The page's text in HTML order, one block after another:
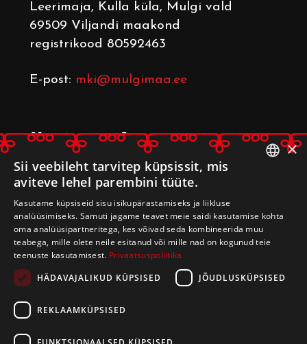
Leerimaja, Kulla küla, Mulgi vald
69509 Viljandi maakond
registrikood 80592463
E-post: mki@mulgimaa.ee
Mulgimaa Arenduskoda
Leerimaja , Kulla küla, Mulgi vald
69509 Viljandi maakond
registrikood 80233014
E-post:arenduskoda@mulgimaa.ee
×
Sii veebileht tarvitep küpsissit, mis
aviteve lehel parembini tüüte.
Kasutame küpsiseid sisu isikupärastamiseks ja liikluse
analüüsimiseks. Samuti jagame teavet meie saidi kasutamise kohta
oma analüüsipartneritega, kes võivad seda kombineerida muu
teabega, mille olete neile esitanud või mille nad on kogunud teie
teenuste kasutamisest. Privaatsuspoliitika
HÄDAVAJALIKUD KÜPSISED
JÕUDLUSKÜPSISED
REKLAAMKÜPSISED